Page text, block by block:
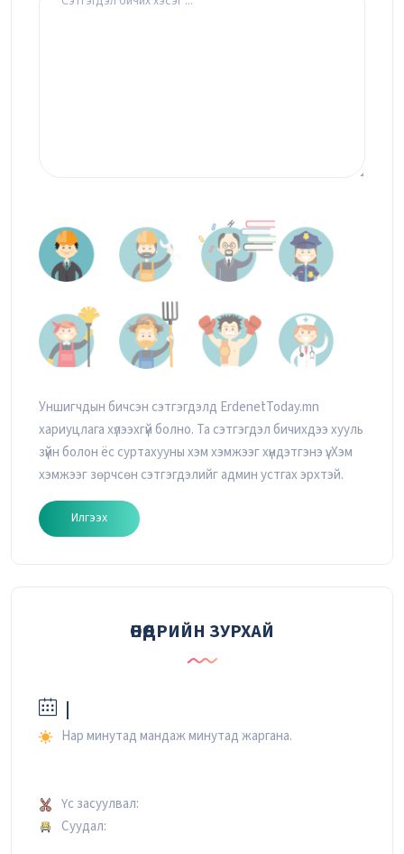
Уншигчдын бичсэн сэтгэгдэлд ErdenetToday.mn
хариуцлага хүлээхгүй болно. Та сэтгэгдэл бичихдээ хууль
зүйн болон ёс суртахууны хэм хэмжээг хүндэтгэнэ үү. Хэм
хэмжээг зөрчсөн сэтгэгдэлийг админ устгах эрхтэй.
Илгээх
ӨНӨӨДРИЙН ЗУРХАЙ
|
Нар минутад мандаж минутад жаргана.
Үс засуулвал:
Суудал: